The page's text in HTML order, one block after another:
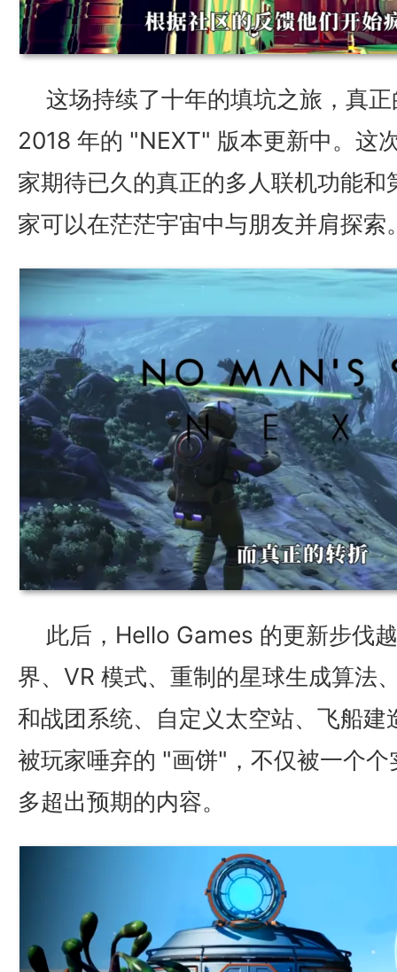
这场持续了十年的填坑之旅，真
2018 年的 "NEXT" 版本更新中。这
家期待已久的真正的多人联机功能和
家可以在茫茫宇宙中与朋友并肩探索
此后，Hello Games 的更新步伐
界、VR 模式、重制的星球生成算法
和战团系统、自定义太空站、飞船
被玩家唾弃的 "画饼"，不仅被一个
多超出预期的内容。